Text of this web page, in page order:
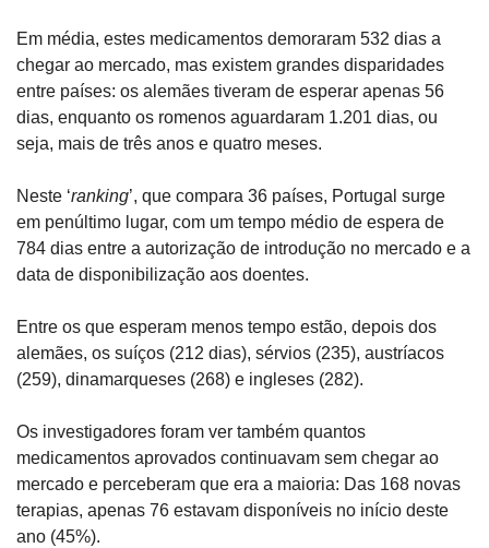
Em média, estes medicamentos demoraram 532 dias a
chegar ao mercado, mas existem grandes disparidades
entre países: os alemães tiveram de esperar apenas 56
dias, enquanto os romenos aguardaram 1.201 dias, ou
seja, mais de três anos e quatro meses.
Neste ‘ranking’, que compara 36 países, Portugal surge
em penúltimo lugar, com um tempo médio de espera de
784 dias entre a autorização de introdução no mercado e a
data de disponibilização aos doentes.
Entre os que esperam menos tempo estão, depois dos
alemães, os suíços (212 dias), sérvios (235), austríacos
(259), dinamarqueses (268) e ingleses (282).
Os investigadores foram ver também quantos
medicamentos aprovados continuavam sem chegar ao
mercado e perceberam que era a maioria: Das 168 novas
terapias, apenas 76 estavam disponíveis no início deste
ano (45%).